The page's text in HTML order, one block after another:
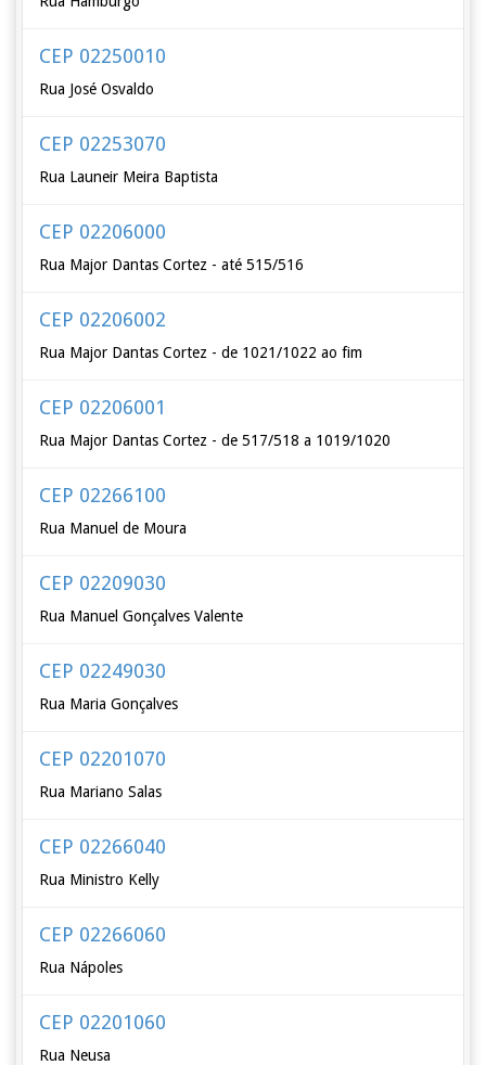
CEP 02250010
Rua José Osvaldo
CEP 02253070
Rua Launeir Meira Baptista
CEP 02206000
Rua Major Dantas Cortez - até 515/516
CEP 02206002
Rua Major Dantas Cortez - de 1021/1022 ao fim
CEP 02206001
Rua Major Dantas Cortez - de 517/518 a 1019/1020
CEP 02266100
Rua Manuel de Moura
CEP 02209030
Rua Manuel Gonçalves Valente
CEP 02249030
Rua Maria Gonçalves
CEP 02201070
Rua Mariano Salas
CEP 02266040
Rua Ministro Kelly
CEP 02266060
Rua Nápoles
CEP 02201060
Rua Neusa